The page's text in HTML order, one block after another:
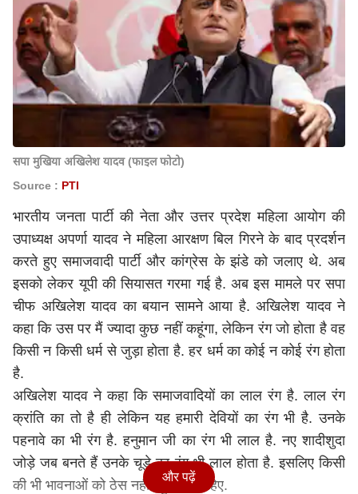
सपा मुखिया अखिलेश यादव (फाइल फोटो)
Source : PTI
भारतीय जनता पार्टी की नेता और उत्तर प्रदेश महिला आयोग की
उपाध्यक्ष अपर्णा यादव नेमहिला आरक्षणबिल गिरने के बाद प्रदर्शन
करते हुए समाजवादी पार्टी और कांग्रेस के झंडे को जलाए थे. अब
इसको लेकर यूपी की सियासत गरमा गई है. अब इस मामले पर सपा
चीफ अखिलेश यादव का बयान सामने आया है. अखिलेश यादव ने
कहा कि उस पर मैं ज्यादा कुछ नहीं कहूंगा, लेकिन रंग जो होता है वह
किसी न किसी धर्म से जुड़ा होता है. हर धर्म का कोई न कोई रंग होता
है.
अखिलेश यादव ने कहा कि समाजवादियों का लाल रंग है. लाल रंग
क्रांति का तो है ही लेकिन यह हमारी देवियों का रंग भी है. उनके
पहनावे का भी रंग है. हनुमान जी का रंग भी लाल है. नए शादीशुदा
जोड़े जब बनते हैं उनके चूड़े का रंग भी लाल होता है. इसलिए किसी
की भी भावनाओं को ठेस नहीं पहुचाना चाहिए.
और पढ़ें